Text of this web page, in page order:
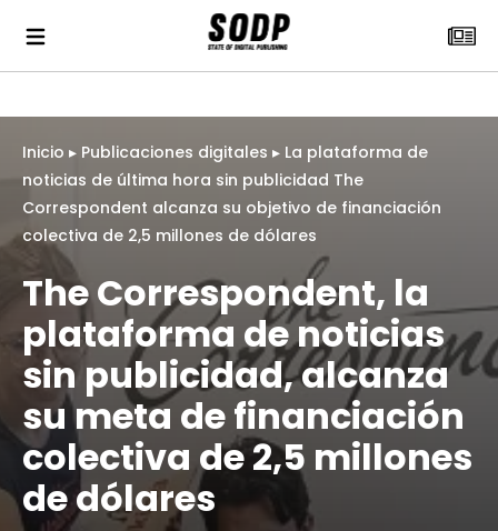
Inicio ▸ Publicaciones digitales ▸ La plataforma de
noticias de última hora sin publicidad The
Correspondent alcanza su objetivo de financiación
colectiva de 2,5 millones de dólares
The Correspondent, la
plataforma de noticias
sin publicidad, alcanza
su meta de financiación
colectiva de 2,5 millones
de dólares